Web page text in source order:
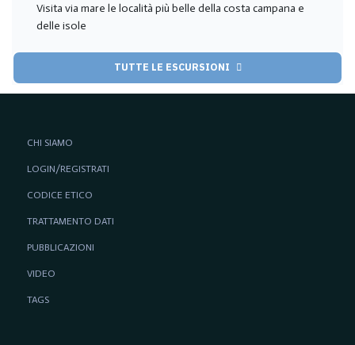
Visita via mare le località più belle della costa campana e
delle isole
TUTTE LE ESCURSIONI
CHI SIAMO
LOGIN/REGISTRATI
CODICE ETICO
TRATTAMENTO DATI
PUBBLICAZIONI
VIDEO
TAGS